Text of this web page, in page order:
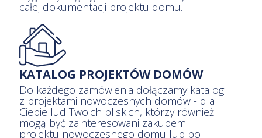
KATALOG PROJEKTÓW DOMÓW
Do każdego zamówienia dołączamy
katalog z projektami nowoczesnych
domów - dla Ciebie lud Twoich bliskich,
którzy również mogą być zainteresowani
zakupem projektu nowoczesnego domu
lub po prostu szukają inspiracji.